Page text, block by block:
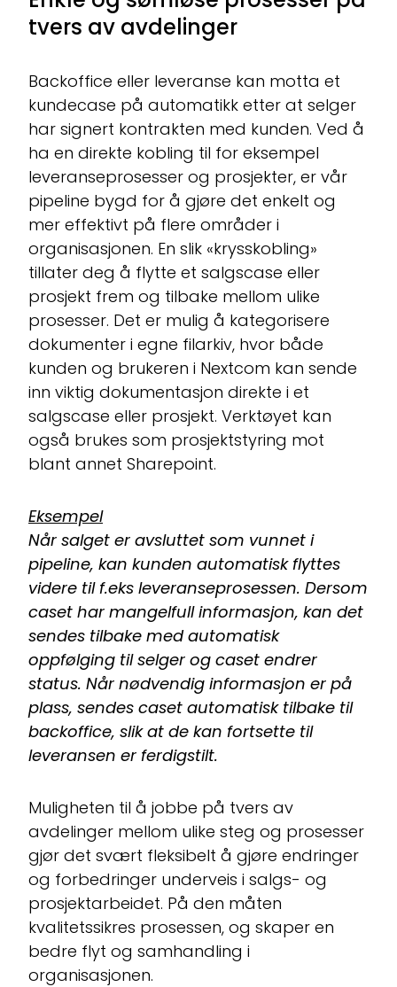
tvers av avdelinger
Backoffice eller leveranse kan motta et
kundecase på automatikk etter at selger
har signert kontrakten med kunden. Ved å
ha en direkte kobling til for eksempel
leveranseprosesser og prosjekter, er vår
pipeline bygd for å gjøre det enkelt og
mer effektivt på flere områder i
organisasjonen. En slik «krysskobling»
tillater deg å flytte et salgscase eller
prosjekt frem og tilbake mellom ulike
prosesser. Det er mulig å kategorisere
dokumenter i egne filarkiv, hvor både
kunden og brukeren i Nextcom kan sende
inn viktig dokumentasjon direkte i et
salgscase eller prosjekt. Verktøyet kan
også brukes som prosjektstyring mot
blant annet Sharepoint.
Eksempel
Når salget er avsluttet som vunnet i
pipeline, kan kunden automatisk flyttes
videre til f.eks leveranseprosessen. Dersom
caset har mangelfull informasjon, kan det
sendes tilbake med automatisk
oppfølging til selger og caset endrer
status. Når nødvendig informasjon er på
plass, sendes caset automatisk tilbake til
backoffice, slik at de kan fortsette til
leveransen er ferdigstilt.
Muligheten til å jobbe på tvers av
avdelinger mellom ulike steg og prosesser
gjør det svært fleksibelt å gjøre endringer
og forbedringer underveis i salgs- og
prosjektarbeidet. På den måten
kvalitetssikres prosessen, og skaper en
bedre flyt og samhandling i
organisasjonen.